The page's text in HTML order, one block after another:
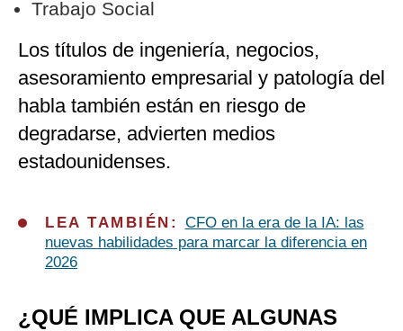
Trabajo Social
Los títulos de ingeniería, negocios,
asesoramiento empresarial y patología del
habla también están en riesgo de
degradarse, advierten medios
estadounidenses.
LEA TAMBIÉN: CFO en la era de la IA: las
nuevas habilidades para marcar la diferencia en
2026
¿QUÉ IMPLICA QUE ALGUNAS